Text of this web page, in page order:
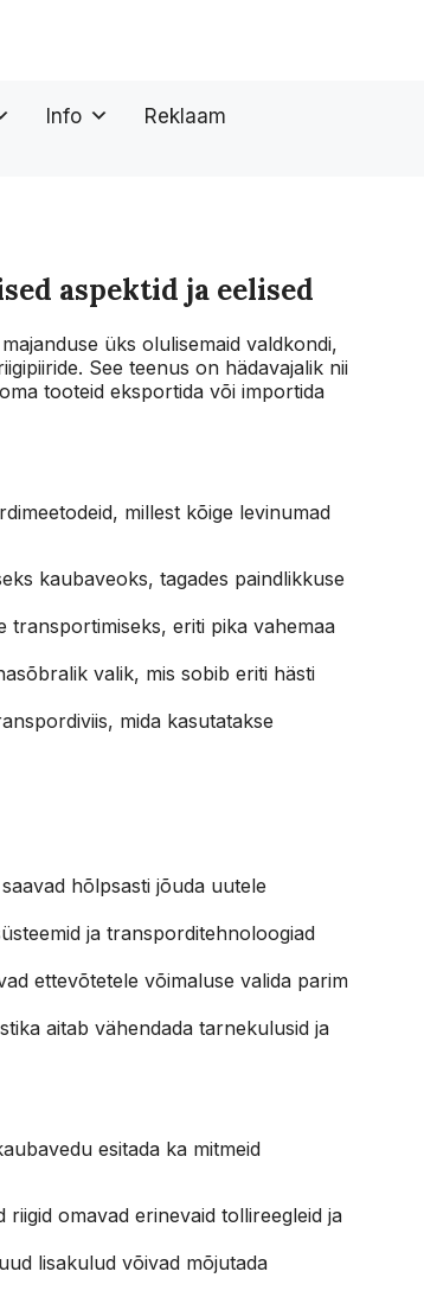
Info Reklaam
aspektid ja eelised
üks olulisemaid valdkondi,
See teenus on hädavajalik nii
tooteid eksportida või importida
millest kõige levinumad
kaubaveoks, tagades paindlikkuse
transportimiseks, eriti pika vahemaa
valik, mis sobib eriti hästi
mida kasutatakse
hõlpsasti jõuda uutele
ja transporditehnoloogiad
ettevõtetele võimaluse valida parim
aitab vähendada tarnekulusid ja
esitada ka mitmeid
riigid omavad erinevaid tollireegleid ja
lisakulud võivad mõjutada